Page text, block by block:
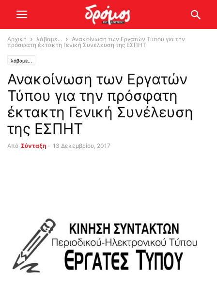
Αρχική λάβαμε...
Ανακοίνωση των Εργατών Τύπου για την
πρόσφατη έκτακτη Γενική Συνέλευση της ΕΣΠΗΤ
λάβαμε...
Ανακοίνωση των Εργατών
Τύπου για την πρόσφατη
έκτακτη Γενική Συνέλευση
της ΕΣΠΗΤ
Από Σύνταξη - 13 Δεκεμβρίου, 2017